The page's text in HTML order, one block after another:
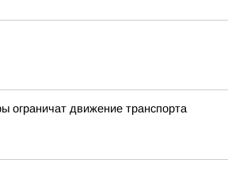
ограничат движение транспорта